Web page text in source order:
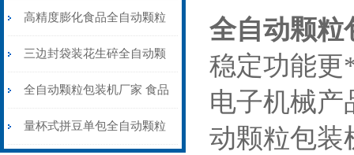
粒包装机高精度防静电
高精度膨化食品全自动颗粒
包装机15-35克\包
三边封袋装花生碎全自动颗
粒包装机1000克\包
全自动颗粒包装机厂家 食品
大米小米白糖食盐包装机
量杯式拼豆单包全自动颗粒
全自动颗粒
稳定功能更
电子机械产
动颗粒包装